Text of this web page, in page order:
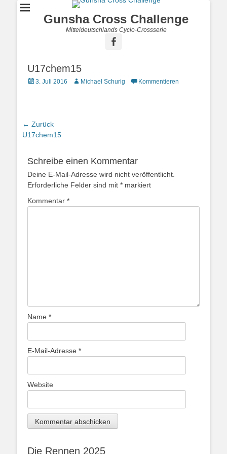
Gunsha Cross Challenge
Mitteldeutschlands Cyclo-Crossserie
U17chem15
3. Juli 2016 Michael Schurig Kommentieren
← Zurück
Vorhergehender
U17chem15
Schreibe einen Kommentar
Deine E-Mail-Adresse wird nicht veröffentlicht.
Erforderliche Felder sind mit * markiert
Kommentar *
Name *
E-Mail-Adresse *
Website
Die Rennen 2025